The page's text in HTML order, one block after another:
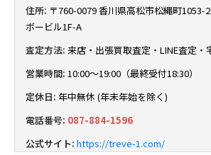
住所: 〒760-0079 香川県高松市松縄町1053-
ボービル1F-A
査定方法: 来店・出張買取査定・LINE査定・
営業時間: 10:00～19:00（最終受付18:30）
定休日: 年中無休 (年末年始を除く)
電話番号: 087-884-1596
公式サイト: https://treve-1.com/